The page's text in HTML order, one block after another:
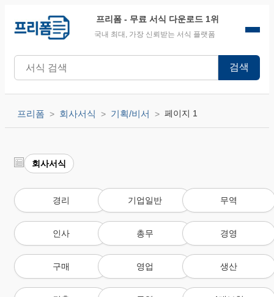
프리폼 - 무료 서식 다운로드 1위
국내 최대, 가장 신뢰받는 서식 플랫폼
검색
프리폼 회사서식 기획/비서 페이지 1
회사서식
경리 기업일반 무역
인사 총무 경영
구매 영업 생산